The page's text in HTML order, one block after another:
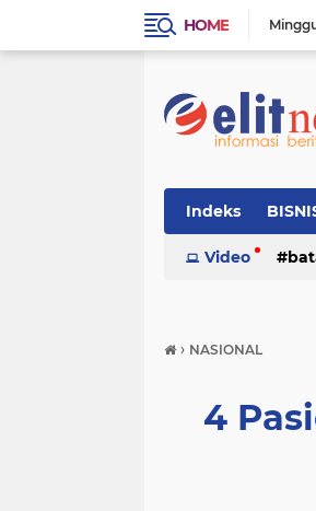
HOME
Indeks
Video
› NASIONAL
4